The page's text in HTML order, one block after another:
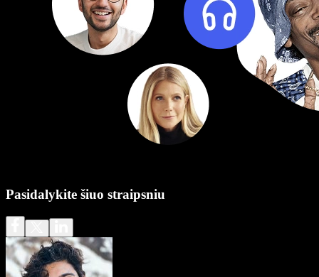
Pasidalykite šiuo straipsniu